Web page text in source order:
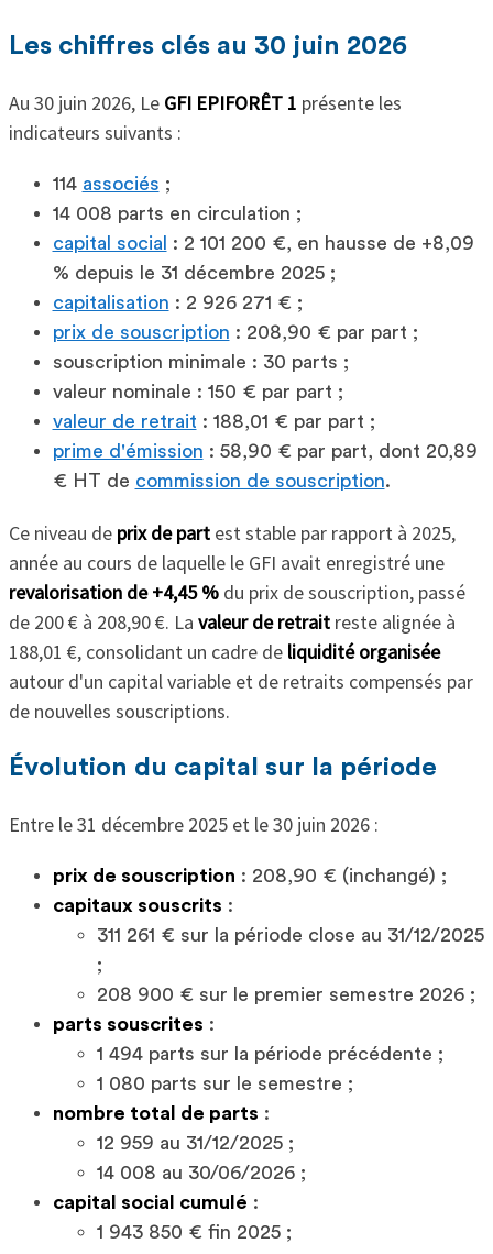
Les chiffres clés au 30 juin 2026
Au 30 juin 2026, Le GFI EPIFORÊT 1 présente les
indicateurs suivants :
114 associés ;
14 008 parts en circulation ;
capital social
: 2 101 200 €, en hausse de +8,09
% depuis le 31 décembre 2025 ;
capitalisation : 2 926 271 € ;
prix de souscription : 208,90 € par part ;
souscription minimale : 30 parts ;
valeur nominale : 150 € par part ;
valeur de retrait : 188,01 € par part ;
prime d'émission : 58,90 € par part, dont 20,89
€ HT de commission de souscription.
Ce niveau de prix de partest stable par rapport à 2025,
année au cours de laquelle le GFI avait enregistré une
revalorisation de +4,45 %du prix de souscription, passé
de 200 € à 208,90 €. La valeur de retraitreste alignée à
188,01 €, consolidant un cadre de liquidité organisée
autour d'un capital variable et de retraits compensés par
de nouvelles souscriptions.
Évolution du capital sur la période
Entre le 31 décembre 2025 et le 30 juin 2026 :
prix de souscription : 208,90 € (inchangé) ;
capitaux souscrits :
311 261 € sur la période close au 31/12/2025
;
208 900 € sur le premier semestre 2026 ;
parts souscrites :
1 494 parts sur la période précédente ;
1 080 parts sur le semestre ;
nombre total de parts :
12 959 au 31/12/2025 ;
14 008 au 30/06/2026 ;
capital social cumulé :
1 943 850 € fin 2025 ;